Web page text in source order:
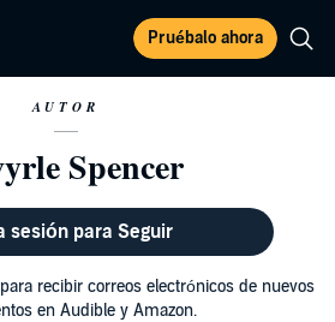
Pruébalo ahora
AUTOR
Spencer
sesión para Seguir
recibir correos electrónicos de nuevos
en Audible y Amazon.